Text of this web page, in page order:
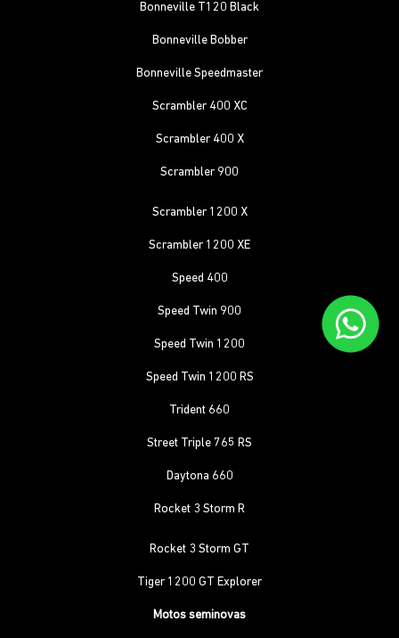
Bonneville T120 Black
Bonneville Bobber
Bonneville Speedmaster
Scrambler 400 XC
Scrambler 400 X
Scrambler 900
Scrambler 1200 X
Scrambler 1200 XE
Speed 400
Speed Twin 900
Speed Twin 1200
Speed Twin 1200 RS
Trident 660
Street Triple 765 RS
Daytona 660
Rocket 3 Storm R
Rocket 3 Storm GT
Tiger 1200 GT Explorer
Motos seminovas